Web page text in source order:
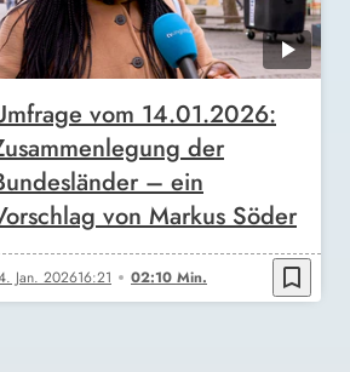
vom 14.01.2026:
der
– ein
von Markus Söder
Jan. 202616:21 02:10 Min. bookmark_border